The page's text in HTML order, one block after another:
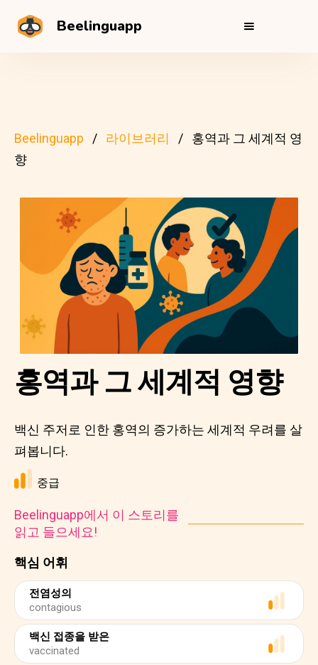
Beelinguapp
Beelinguapp 라이브러리
홍역과 그 세계적 영
향
핵심 어휘
전염성의
contagious
백신 접종을 받은
vaccinated
홍역과 그 세계적 영향
백신 주저로 인한 홍역의 증가하는 세계적 우려를 살
펴봅니다.
중급
Beelinguapp에서 이 스토리를
읽고 들으세요!